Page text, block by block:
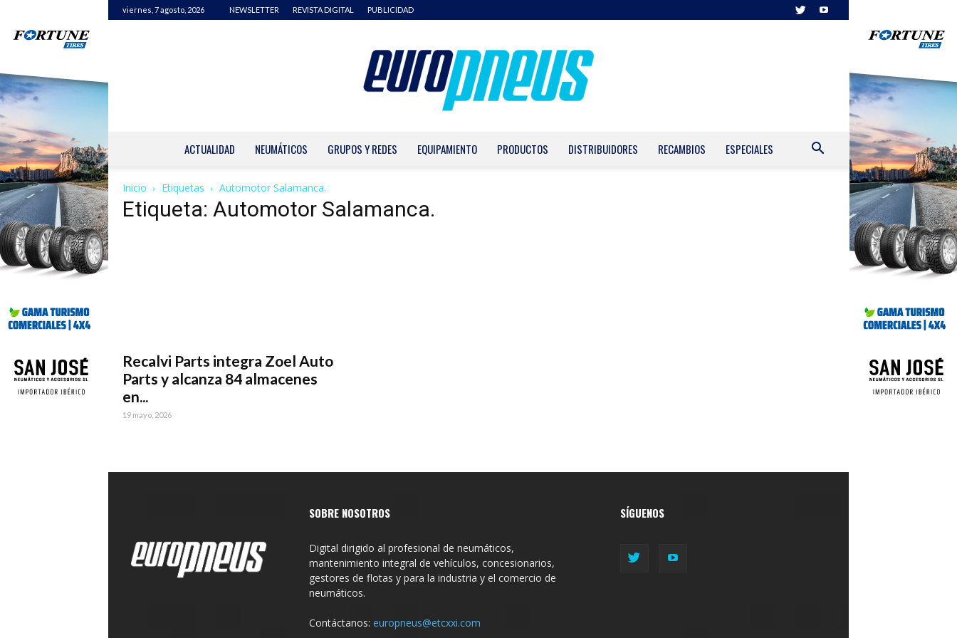
viernes, 7 agosto, 2026 NEWSLETTER REVISTA DIGITAL PUBLICIDAD
ACTUALIDAD NEUMÁTICOS GRUPOS Y REDES EQUIPAMIENTO PRODUCTOS DISTRIBUIDORES RECAMBIOS ESPECIALES
Inicio Etiquetas Automotor Salamanca.
Etiqueta: Automotor Salamanca.
Recalvi Parts integra Zoel Auto
Parts y alcanza 84 almacenes
en...
19 mayo, 2026
SOBRE NOSOTROS
Digital dirigido al profesional de neumáticos,
mantenimiento integral de vehículos, concesionarios,
gestores de flotas y para la industria y el comercio de
neumáticos.
Contáctanos: europneus@etcxxi.com
SÍGUENOS